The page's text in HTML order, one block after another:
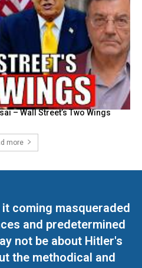
– Wall Street’s Two Wings
more
coming masqueraded
and predetermined
not be about Hitler's
the methodical and